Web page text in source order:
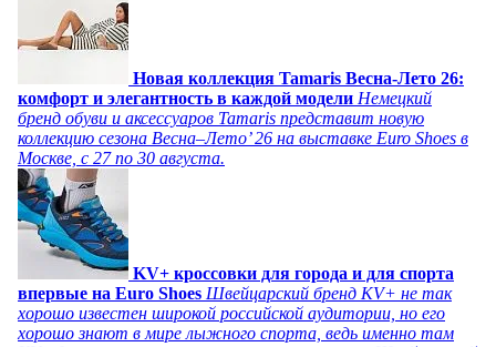
Новая коллекция Tamaris Весна-Лето 26:
комфорт и элегантность в каждой модели Немецкий
бренд обуви и аксессуаров Tamaris представит новую
коллекцию сезона Весна–Лето’ 26 на выставке Euro Shoes в
Москве, с 27 по 30 августа.
KV+ кроссовки для города и для спорта
впервые на Euro Shoes Швейцарский бренд KV+ не так
хорошо известен широкой российской аудитории, но его
хорошо знают в мире лыжного спорта, ведь именно там